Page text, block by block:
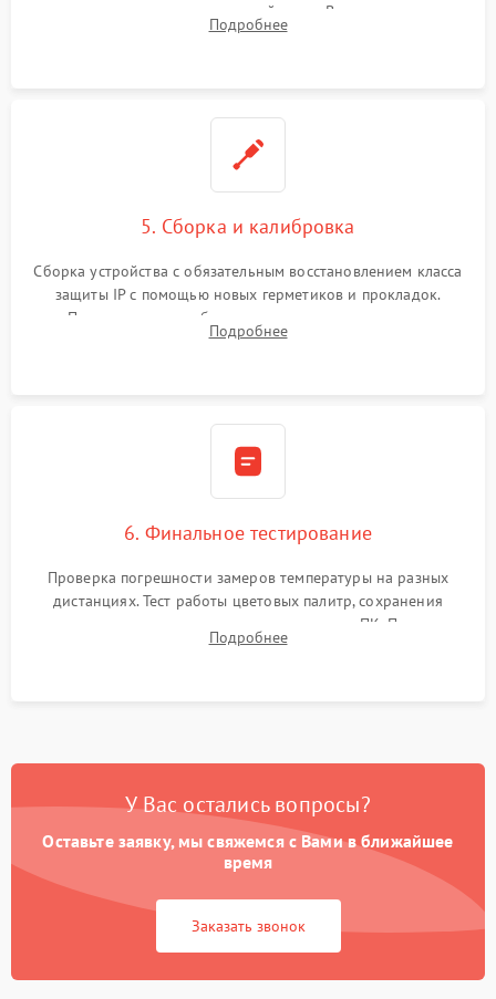
контроллеров на материнской плате. Восстановление
разъемов и кнопок, замена поврежденных элементов
Подробнее
5. Сборка и калибровка
Сборка устройства с обязательным восстановлением класса
защиты IP с помощью новых герметиков и прокладок.
Программная калибровка матрицы по эталонному
абсолютно черному телу для точного измерения температур.
Подробнее
6. Финальное тестирование
Проверка погрешности замеров температуры на разных
дистанциях. Тест работы цветовых палитр, сохранения
термограмм в память и передачи данных на ПК. Проверка
автономности работы и итоговый контроль качества.
Подробнее
У Вас остались вопросы?
Оставьте заявку, мы свяжемся с Вами в ближайшее
время
Заказать звонок